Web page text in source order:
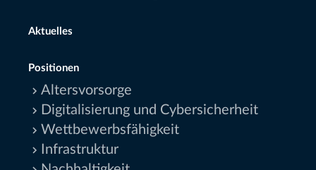
Aktuelles
Positionen
Altersvorsorge
Digitalisierung und Cybersicherheit
Wettbewerbsfähigkeit
Infrastruktur